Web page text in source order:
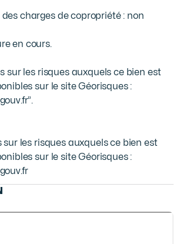
charges de copropriété : non
en cours.
sur les risques auxquels ce bien est
sur le site Géorisques :
sur les risques auxquels ce bien est
sur le site Géorisques :